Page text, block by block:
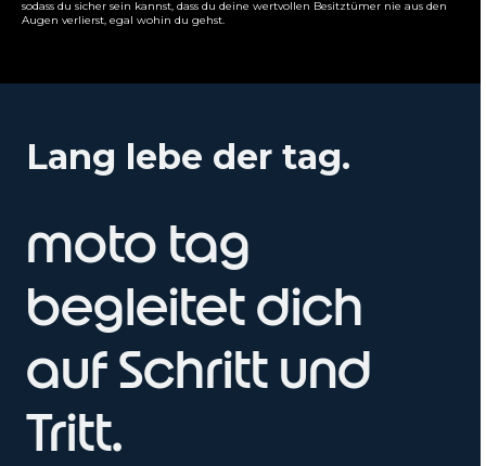
sodass du sicher sein kannst, dass du deine wertvollen Besitztümer nie aus den
Augen verlierst, egal wohin du gehst.
Lang lebe der tag.
moto tag
begleitet dich
auf Schritt und
Tritt.